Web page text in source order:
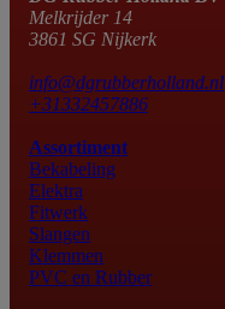
Melkrijder 14
3861 SG Nijkerk
info@dgrubberholland.nl
+31332457886
Assortiment
Bekabeling
Elektra
Fitwerk
Slangen
Klemmen
PVC en Rubber